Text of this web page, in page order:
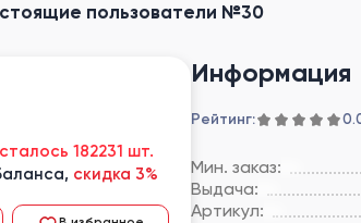
пользователи №30
Информация
Рейтинг:
Мин. заказ:
Выдача:
Артикул:
182231 шт.
скидка 3%